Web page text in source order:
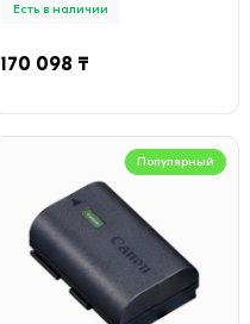
Есть в наличии
170 098 ₸
Популярный